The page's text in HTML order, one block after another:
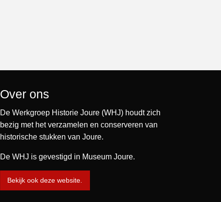
Over ons
De Werkgroep Historie Joure (WHJ) houdt zich
bezig met het verzamelen en conserveren van
historische stukken van Joure.
De WHJ is gevestigd in Museum Joure.
Bekijk ook deze website.